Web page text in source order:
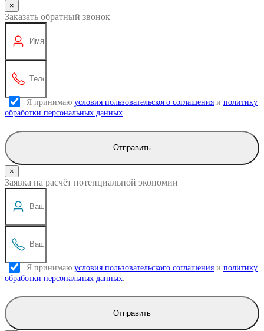
×
Заказать обратный звонок
Я принимаю условия пользовательского соглашения и политику
обработки персональных данных
Отправить
×
Заявка на расчёт потенциальной экономии
Я принимаю условия пользовательского соглашения и политику
обработки персональных данных
Отправить